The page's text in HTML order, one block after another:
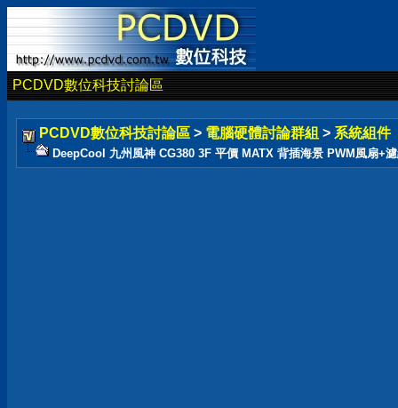
PCDVD數位科技討論區
PCDVD數位科技討論區 > 電腦硬體討論群組 > 系統組件
DeepCool 九州風神 CG380 3F 平價 MATX 背插海景 PWM風扇+